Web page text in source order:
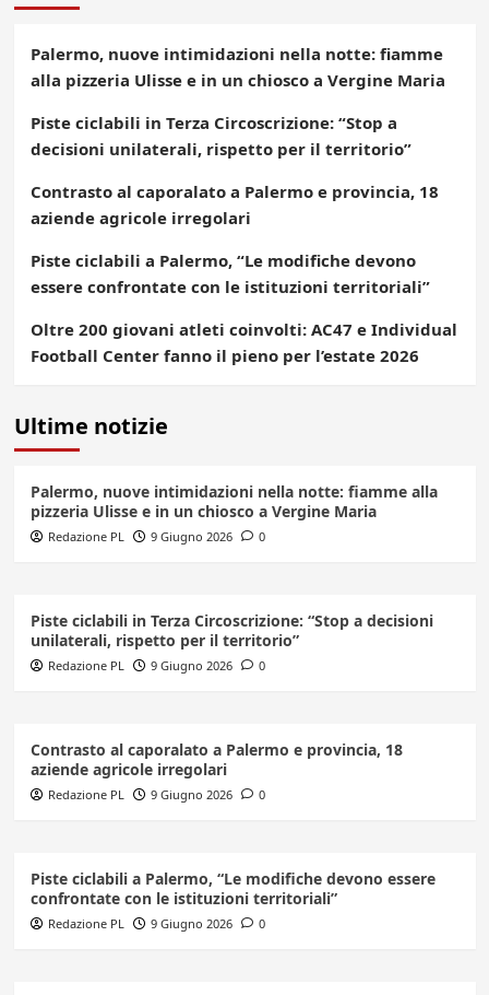
Palermo, nuove intimidazioni nella notte: fiamme
alla pizzeria Ulisse e in un chiosco a Vergine Maria
Piste ciclabili in Terza Circoscrizione: “Stop a
decisioni unilaterali, rispetto per il territorio”
Contrasto al caporalato a Palermo e provincia, 18
aziende agricole irregolari
Piste ciclabili a Palermo, “Le modifiche devono
essere confrontate con le istituzioni territoriali”
Oltre 200 giovani atleti coinvolti: AC47 e Individual
Football Center fanno il pieno per l’estate 2026
Ultime notizie
Palermo, nuove intimidazioni nella notte: fiamme alla
pizzeria Ulisse e in un chiosco a Vergine Maria
Redazione PL 9 Giugno 2026 0
Piste ciclabili in Terza Circoscrizione: “Stop a decisioni
unilaterali, rispetto per il territorio”
Redazione PL 9 Giugno 2026 0
Contrasto al caporalato a Palermo e provincia, 18
aziende agricole irregolari
Redazione PL 9 Giugno 2026 0
Piste ciclabili a Palermo, “Le modifiche devono essere
confrontate con le istituzioni territoriali”
Redazione PL 9 Giugno 2026 0